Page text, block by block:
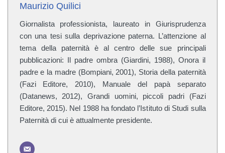
Maurizio Quilici
Giornalista professionista, laureato in Giurisprudenza
con una tesi sulla deprivazione paterna. L’attenzione al
tema della paternità è al centro delle sue principali
pubblicazioni: Il padre ombra (Giardini, 1988), Onora il
padre e la madre (Bompiani, 2001), Storia della paternità
(Fazi Editore, 2010), Manuale del papà separato
(Datanews, 2012), Grandi uomini, piccoli padri (Fazi
Editore, 2015). Nel 1988 ha fondato l’Istituto di Studi sulla
Paternità di cui è attualmente presidente.